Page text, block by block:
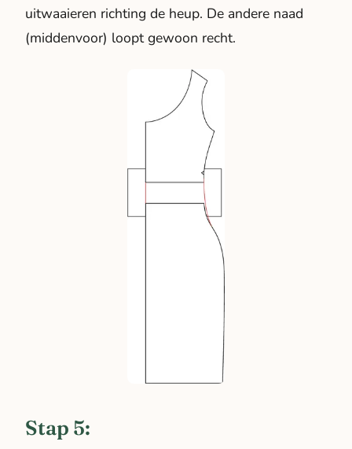
uitwaaieren richting de heup. De andere naad
(middenvoor) loopt gewoon recht.
Stap 5: